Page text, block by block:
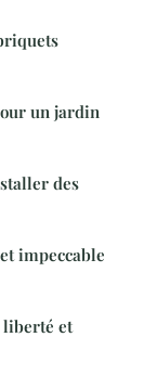
un jardin
des
impeccable
et